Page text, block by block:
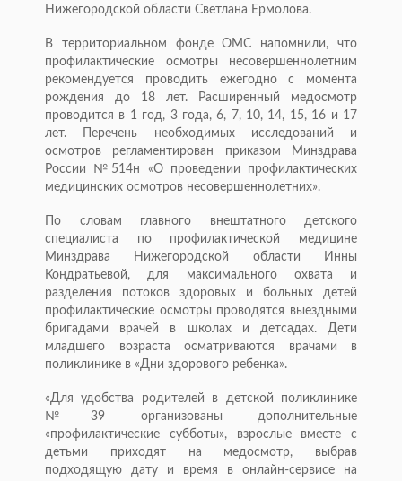
Нижегородской области Светлана Ермолова.
В территориальном фонде ОМС напомнили, что
профилактические осмотры несовершеннолетним
рекомендуется проводить ежегодно с момента
рождения до 18 лет. Расширенный медосмотр
проводится в 1 год, 3 года, 6, 7, 10, 14, 15, 16 и 17
лет. Перечень необходимых исследований и
осмотров регламентирован приказом Минздрава
России №514н «О проведении профилактических
медицинских осмотров несовершеннолетних».
По словам главного внештатного детского
специалиста по профилактической медицине
Минздрава Нижегородской области Инны
Кондратьевой, для максимального охвата и
разделения потоков здоровых и больных детей
профилактические осмотры проводятся выездными
бригадами врачей в школах и детсадах. Дети
младшего возраста осматриваются врачами в
поликлинике в «Дни здорового ребенка».
«Для удобства родителей в детской поликлинике
№39 организованы дополнительные
«профилактические субботы», взрослые вместе с
детьми приходят на медосмотр, выбрав
подходящую дату и время в онлайн-сервисе на